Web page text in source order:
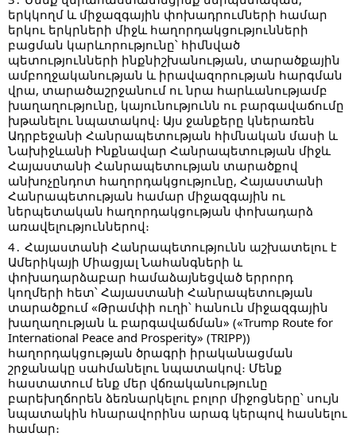
երկկողմ և միջազգային փոխադրումների համար
երկու երկրների միջև հաղորդակցությունների
բացման կարևորությունը՝ հիմնված
պետությունների ինքնիշխանության, տարածքային
ամբողջականության և իրավազորության հարգման
վրա, տարածաշրջանում ու նրա հարևանությամբ
խաղաղությունը, կայունությունն ու բարգավաճումը
խթանելու նպատակով։ Այս ջանքերը կներառեն
Ադրբեջանի Հանրապետության հիմնական մասի և
Նախիջևանի Ինքնավար Հանրապետության միջև
Հայաստանի Հանրապետության տարածքով
անխոչընդոտ հաղորդակցությունը, Հայաստանի
Հանրապետության համար միջազգային ու
ներպետական հաղորդակցության փոխադարձ
առավելություններով։
4․ Հայաստանի Հանրապետությունն աշխատելու է
Ամերիկայի Միացյալ Նահանգների և
փոխադարձաբար համաձայնեցված երրորդ
կողմերի հետ՝ Հայաստանի Հանրապետության
տարածքում «Թրամփի ուղի՝ հանուն միջազգային
խաղաղության և բարգավաճման» («Trump Route for
International Peace and Prosperity» (TRIPP))
հաղորդակցության ծրագրի իրականացման
շրջանակը սահմանելու նպատակով։ Մենք
հաստատում ենք մեր վճռականությունը
բարեխղճորեն ձեռնարկելու բոլոր միջոցները՝ սույն
նպատակին հնարավորինս արագ կերպով հասնելու
համար։